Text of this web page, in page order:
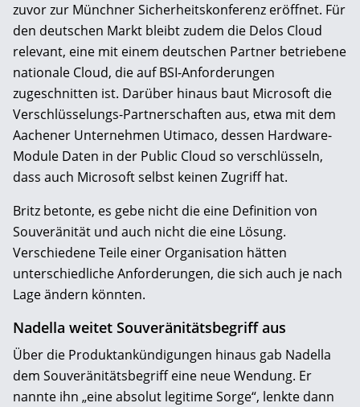
zuvor zur Münchner Sicherheitskonferenz eröffnet. Für
den deutschen Markt bleibt zudem die Delos Cloud
relevant, eine mit einem deutschen Partner betriebene
nationale Cloud, die auf BSI-Anforderungen
zugeschnitten ist. Darüber hinaus baut Microsoft die
Verschlüsselungs-Partnerschaften aus, etwa mit dem
Aachener Unternehmen Utimaco, dessen Hardware-
Module Daten in der Public Cloud so verschlüsseln,
dass auch Microsoft selbst keinen Zugriff hat.
Britz betonte, es gebe nicht die eine Definition von
Souveränität und auch nicht die eine Lösung.
Verschiedene Teile einer Organisation hätten
unterschiedliche Anforderungen, die sich auch je nach
Lage ändern könnten.
Nadella weitet Souveränitätsbegriff aus
Über die Produktankündigungen hinaus gab Nadella
dem Souveränitätsbegriff eine neue Wendung. Er
nannte ihn „eine absolut legitime Sorge“, lenkte dann